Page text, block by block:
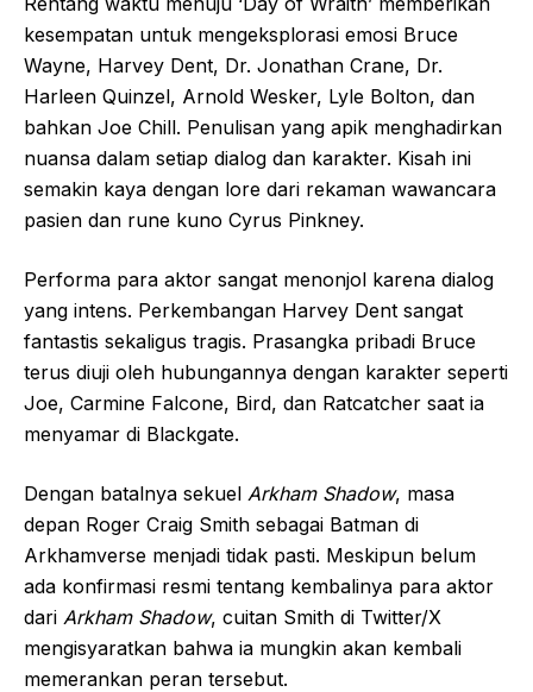
kesempatan untuk mengeksplorasi emosi Bruce
Wayne, Harvey Dent, Dr. Jonathan Crane, Dr.
Harleen Quinzel, Arnold Wesker, Lyle Bolton, dan
bahkan Joe Chill. Penulisan yang apik menghadirkan
nuansa dalam setiap dialog dan karakter. Kisah ini
semakin kaya dengan lore dari rekaman wawancara
pasien dan rune kuno Cyrus Pinkney.
Performa para aktor sangat menonjol karena dialog
yang intens. Perkembangan Harvey Dent sangat
fantastis sekaligus tragis. Prasangka pribadi Bruce
terus diuji oleh hubungannya dengan karakter seperti
Joe, Carmine Falcone, Bird, dan Ratcatcher saat ia
menyamar di Blackgate.
Dengan batalnya sekuel Arkham Shadow, masa
depan Roger Craig Smith sebagai Batman di
Arkhamverse menjadi tidak pasti. Meskipun belum
ada konfirmasi resmi tentang kembalinya para aktor
dari Arkham Shadow, cuitan Smith di Twitter/X
mengisyaratkan bahwa ia mungkin akan kembali
memerankan peran tersebut.